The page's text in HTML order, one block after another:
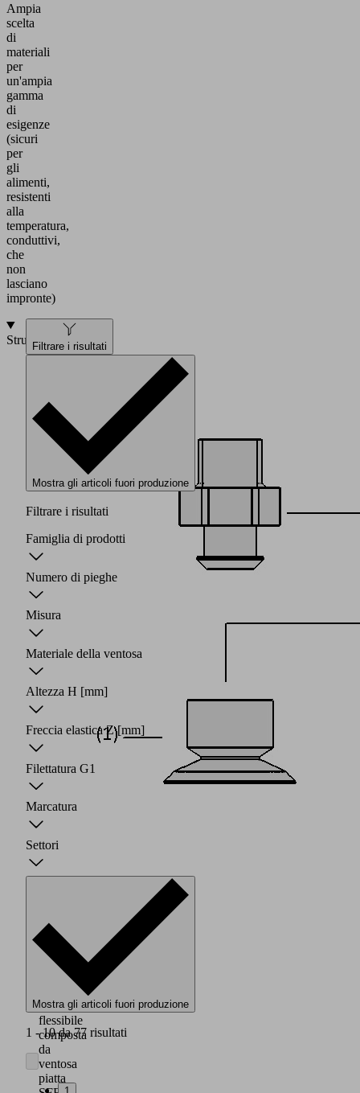
Ampia
scelta
di
materiali
per
un'ampia
gamma
di
esigenze
(sicuri
per
gli
alimenti,
resistenti
alla
temperatura,
conduttivi,
che
non
lasciano
impronte)
Struttura
con
labbro
tenuta
e
flessibile
composta
da
ventosa
piatta
Filtrare i risultati
Mostra gli articoli fuori produzione
Filtrare i risultati
Famiglia di prodotti
Numero di pieghe
Misura
Materiale della ventosa
Altezza H [mm]
Freccia elastica Z [mm]
Filettatura G1
Marcatura
Settori
Mostra gli articoli fuori produzione
1 - 10 da 77 risultati